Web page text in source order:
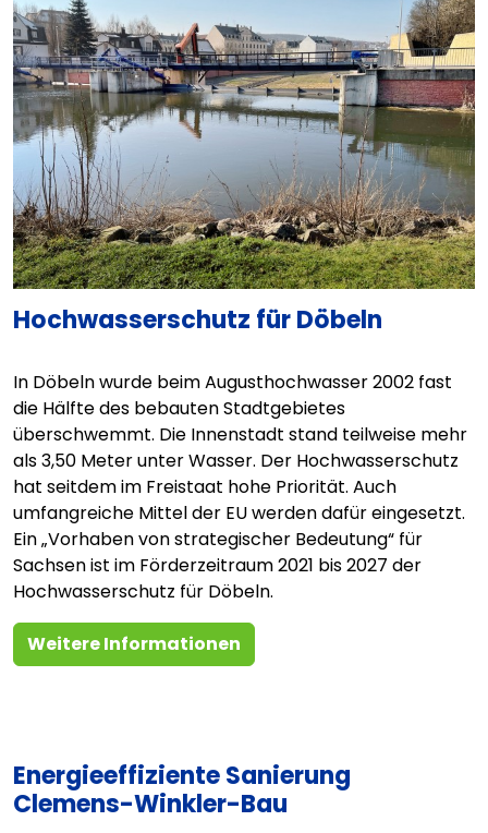
Hochwasserschutz für Döbeln
In Döbeln wurde beim Augusthochwasser 2002 fast
die Hälfte des bebauten Stadtgebietes
überschwemmt. Die Innenstadt stand teilweise mehr
als 3,50 Meter unter Wasser. Der Hochwasserschutz
hat seitdem im Freistaat hohe Priorität. Auch
umfangreiche Mittel der EU werden dafür eingesetzt.
Ein „Vorhaben von strategischer Bedeutung“ für
Sachsen ist im Förderzeitraum 2021 bis 2027 der
Hochwasserschutz für Döbeln.
Weitere Informationen
Energieeffiziente Sanierung
Clemens-Winkler-Bau